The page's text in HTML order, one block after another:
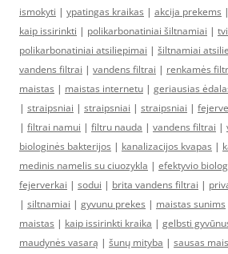
ismokyti | ypatingas kraikas | akcija prekems |
kaip issirinkti | polikarbonatiniai šiltnamiai |
polikarbonatiniai atsiliepimai | šiltnamiai
vandens filtrai | vandens filtrai | renkamės
maistas | maistas internetu | geriausias
| straipsniai | straipsniai | straipsniai |
| filtrai namui | filtru nauda | vandens filtrai |
biologinės bakterijos | kanalizacijos kvapas |
medinis namelis su ciuozykla | efektyvio
fejerverkai | sodui | brita vandens filtrai |
| siltnamiai | gyvunu prekes | maistas sunims
maistas | kaip issirinkti kraika | gelbsti
maudynės vasarą | šunų mityba | sausas